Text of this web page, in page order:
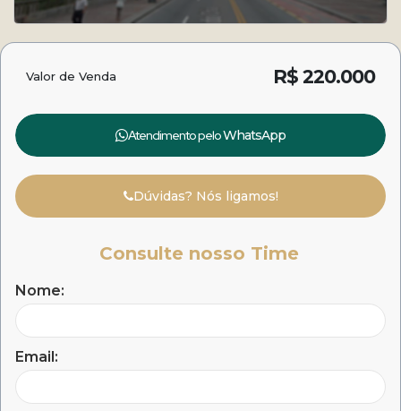
R$ 220.000
Valor de Venda
Atendimento peloWhatsApp
Dúvidas? Nós ligamos!
Consulte nosso Time
Nome:
Email: